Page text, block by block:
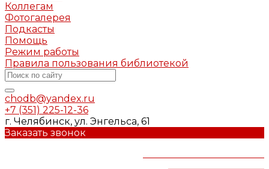
Коллегам
Фотогалерея
Подкасты
Помощь
Режим работы
Правила пользования библиотекой
chodb@yandex.ru
+7 (351) 225-12-36
г. Челябинск, ул. Энгельса, 61
Заказать звонок